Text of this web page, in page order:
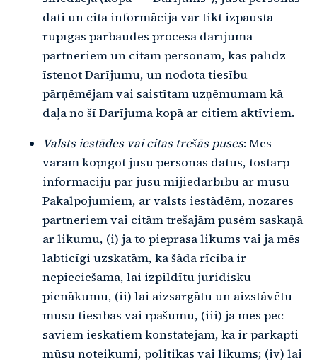
dati un cita informācija var tikt izpausta
rūpīgas pārbaudes procesā darījuma
partneriem un citām personām, kas palīdz
īstenot Darījumu, un nodota tiesību
pārņēmējam vai saistītam uzņēmumam kā
daļa no šī Darījuma kopā ar citiem aktīviem.
Valsts iestādes vai citas trešās puses: Mēs
varam kopīgot jūsu personas datus, tostarp
informāciju par jūsu mijiedarbību ar mūsu
Pakalpojumiem, ar valsts iestādēm, nozares
partneriem vai citām trešajām pusēm saskaņā
ar likumu, (i) ja to pieprasa likums vai ja mēs
labticīgi uzskatām, ka šāda rīcība ir
nepieciešama, lai izpildītu juridisku
pienākumu, (ii) lai aizsargātu un aizstāvētu
mūsu tiesības vai īpašumu, (iii) ja mēs pēc
saviem ieskatiem konstatējam, ka ir pārkāpti
mūsu noteikumi, politikas vai likums; (iv) lai